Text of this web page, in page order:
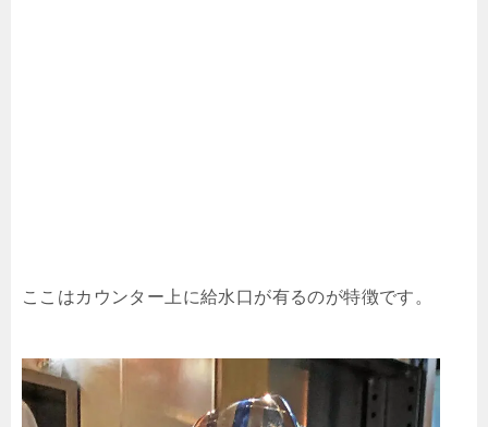
ここはカウンター上に給水口が有るのが特徴です。